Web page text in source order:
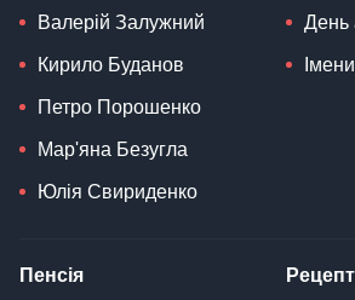
Валерій Залужний
Кирило Буданов
Петро Порошенко
Мар'яна Безугла
Юлія Свириденко
День
Пенсія